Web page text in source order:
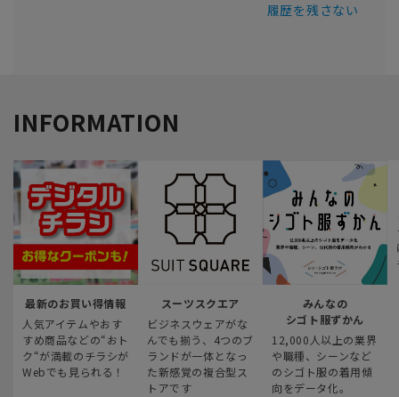
履歴を残さない
INFORMATION
最新のお買い得情報
人気アイテムやおす
すめ商品などの“おト
ク“が満載のチラシが
Webでも見られる！
スーツスクエア
ビジネスウェアがな
んでも揃う、4つのブ
ランドが一体となっ
た新感覚の複合型ス
トアです
みんなの
シゴト服ずかん
12,000人以上の業界
や職種、シーンなど
のシゴト服の着用傾
向をデータ化。